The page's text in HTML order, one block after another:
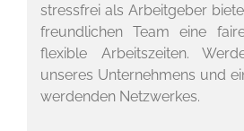
stressfrei als Arbeitgeber
freundlichen Team eine
flexible Arbeitszeiten.
unseres Unternehmens und
werdenden Netzwerkes.